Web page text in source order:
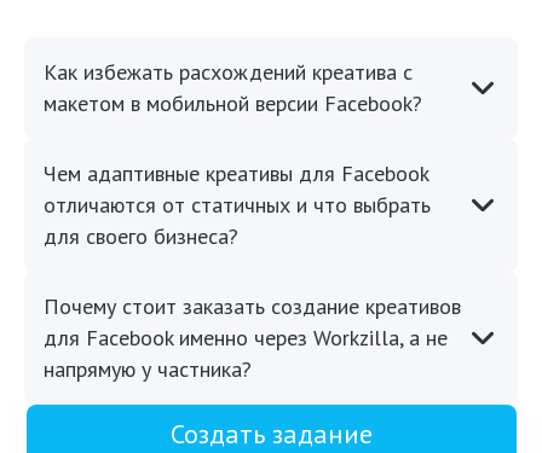
Как избежать расхождений креатива с
макетом в мобильной версии Facebook?
Чем адаптивные креативы для Facebook
отличаются от статичных и что выбрать
для своего бизнеса?
Почему стоит заказать создание креативов
для Facebook именно через Workzilla, а не
напрямую у частника?
Создать задание